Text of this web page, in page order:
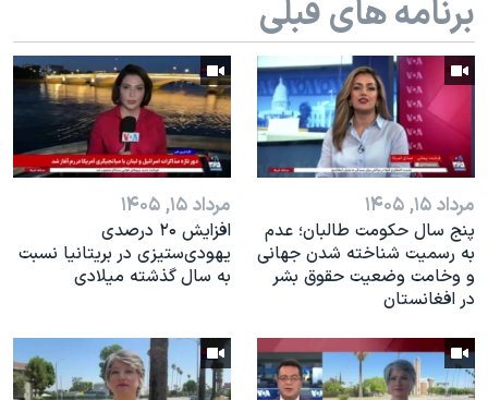
نرگس محمدی برنده جایزه نوبل صلح
همایش محافظه‌کاران آمریکا «سی‌پک»
صفحه‌های ویژه
سفر پرزیدنت ترامپ به چین
برنامه های قبلی
مرداد ۱۵, ۱۴۰۵
پنج سال حکومت طالبان؛ عدم
به رسمیت شناخته شدن جهانی
و وخامت وضعیت حقوق بشر
در افغانستان
مرداد ۱۵, ۱۴۰۵
افزایش ۲۰ درصدی
یهودی‌ستیزی در بریتانیا نسبت
به سال گذشته میلادی